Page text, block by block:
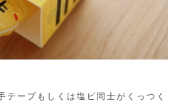
ープもしくは塩ビ同士がくっつく